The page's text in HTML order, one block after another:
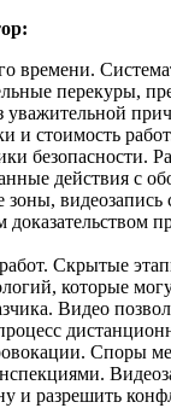
времени.
перекуры,
уважительной
и стоимость
безопасности.
действия с
зоны, видеозапись
Скрытые
которые
Видео
Споры
и разрешить